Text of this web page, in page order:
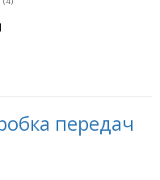
передач